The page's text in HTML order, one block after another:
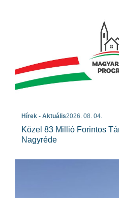
Hírek - Aktuális2026. 08. 04.
Közel 83 Millió Forintos
Nagyréde